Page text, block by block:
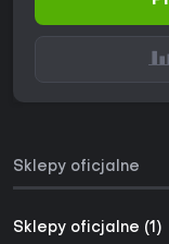
Sklepy oficjalne
Sklepy oficjalne (1)